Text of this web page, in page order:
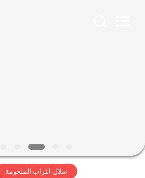
عنا
سلال التراب الملحومة